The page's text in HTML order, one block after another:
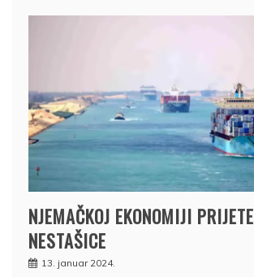
NJEMAČKOJ EKONOMIJI PRIJETE
NESTAŠICE
13. januar 2024.